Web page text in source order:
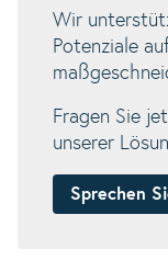
Wir
Potenziale
Fragen Sie
unserer
Sprechen